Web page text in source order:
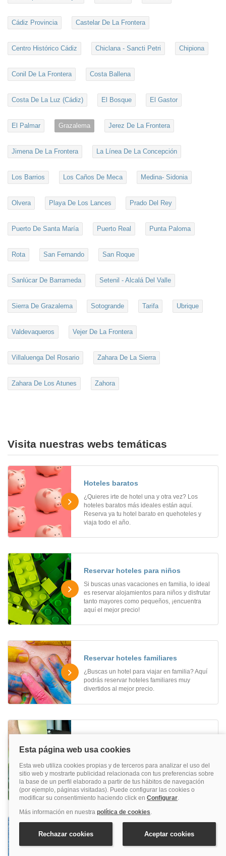
Cádiz Provincia Castelar De La Frontera
Centro Histórico Cádiz Chiclana - Sancti Petri Chipiona
Conil De La Frontera Costa Ballena
Costa De La Luz (Cádiz) El Bosque El Gastor
El Palmar Grazalema Jerez De La Frontera
Jimena De La Frontera La Línea De La Concepción
Los Barrios Los Caños De Meca Medina- Sidonia
Olvera Playa De Los Lances Prado Del Rey
Puerto De Santa María Puerto Real Punta Paloma
Rota San Fernando San Roque
Sanlúcar De Barrameda Setenil - Alcalá Del Valle
Sierra De Grazalema Sotogrande Tarifa Ubrique
Valdevaqueros Vejer De La Frontera
Villaluenga Del Rosario Zahara De La Sierra
Zahara De Los Atunes Zahora
Visita nuestras webs temáticas
Hoteles baratos
¿Quieres irte de hotel una y otra vez? Los
hoteles baratos más ideales están aquí.
Reserva ya tu hotel barato en quehoteles y
viaja todo el año.
Reservar hoteles para niños
Si buscas unas vacaciones en familia, lo ideal
es reservar alojamientos para niños y disfrutar
tanto mayores como pequeños, ¡encuentra
aquí el mejor precio!
Reservar hoteles familiares
¿Buscas un hotel para viajar en familia? Aquí
podrás reservar hoteles familiares muy
divertidos al mejor precio.
movilidad reducida
personas con movilidad reducida? Aquí
encontrarás los hoteles adaptados ideales
para ti.
Hoteles de negocios
Si buscas hoteles de negocios para hacer una